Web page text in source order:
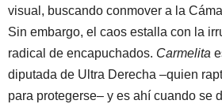
visual, buscando conmover a la
Sin embargo, el caos estalla con la
radical de encapuchados. Carmelita
diputada de Ultra Derecha –quien
para protegerse– y es ahí cuando se